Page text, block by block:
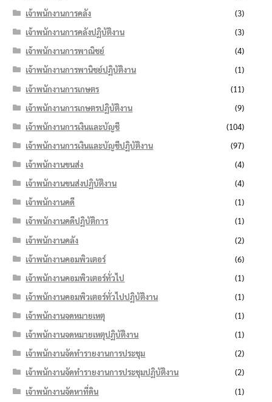
เจ้าพนักงานการคลัง
(3)
เจ้าพนักงานการคลังปฏิบัติงาน
(3)
เจ้าพนักงานการพาณิชย์
(4)
เจ้าพนักงานการพานิชย์ปฏิบัติงาน
(1)
เจ้าพนักงานการเกษตร
(11)
เจ้าพนักงานการเกษตรปฏิบัติงาน
(9)
เจ้าพนักงานการเงินและบัญชี
(104)
เจ้าพนักงานการเงินและบัญชีปฏิบัติงาน
(97)
เจ้าพนักงานขนส่ง
(4)
เจ้าพนักงานขนส่งปฏิบัติงาน
(4)
เจ้าพนักงานคดี
(1)
เจ้าพนักงานคดีปฏิบัติการ
(1)
เจ้าพนักงานคลัง
(2)
เจ้าพนักงานคอมพิวเตอร์
(6)
เจ้าพนักงานคอมพิวเตอร์ทั่วไป
(1)
เจ้าพนักงานคอมพิวเตอร์ทั่วไปปฏิบัติงาน
(1)
เจ้าพนักงานจดหมายเหตุ
(1)
เจ้าพนักงานจดหมายเหตุปฏิบัติงาน
(1)
เจ้าพนักงานจัดทำรายงานการประชุม
(2)
เจ้าพนักงานจัดทำรายงานการประชุมปฏิบัติงาน
(2)
เจ้าพนักงานจัดหาที่ดิน
(1)